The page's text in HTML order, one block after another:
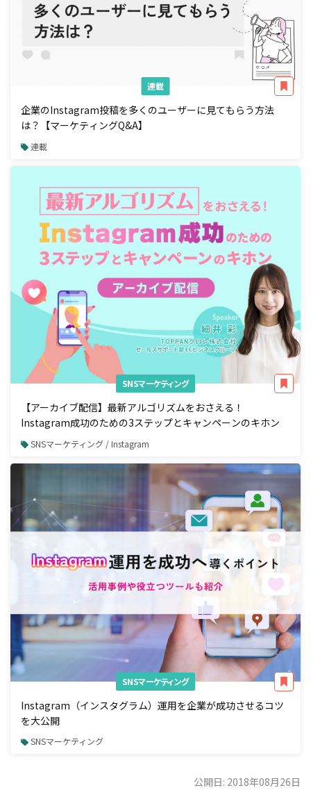
連載
企業のInstagram投稿を多くのユーザーに見てもらう方法
は？【マーケティングQ&A】
連載
SNSマーケティング
【アーカイブ配信】最新アルゴリズムをおさえる！
Instagram成功のための3ステップとキャンペーンのキホン
SNSマーケティング / Instagram
SNSマーケティング
Instagram（インスタグラム）運用を企業が成功させるコツ
を大公開
SNSマーケティング
公開日: 2018年08月26日